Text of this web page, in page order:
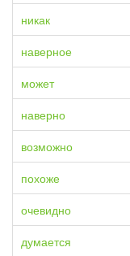
никак
наверное
может
наверно
возможно
похоже
очевидно
думается